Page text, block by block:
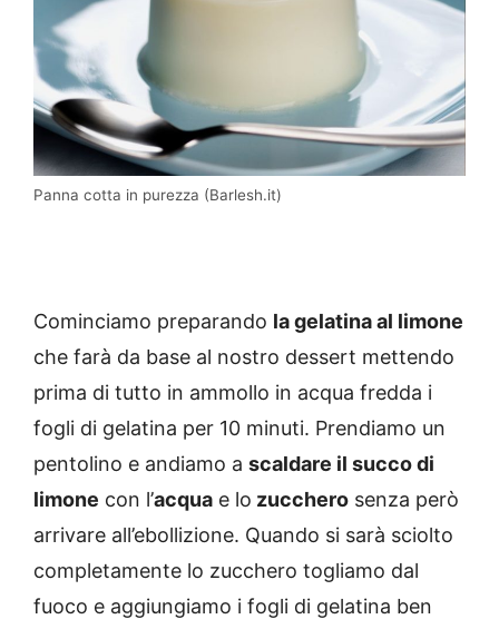
Panna cotta in purezza (Barlesh.it)
Cominciamo preparando la gelatina al limone
che farà da base al nostro dessert mettendo
prima di tutto in ammollo in acqua fredda i
fogli di gelatina per 10 minuti. Prendiamo un
pentolino e andiamo a scaldare il succo di
limone con l’acqua e lo zucchero senza però
arrivare all’ebollizione. Quando si sarà sciolto
completamente lo zucchero togliamo dal
fuoco e aggiungiamo i fogli di gelatina ben